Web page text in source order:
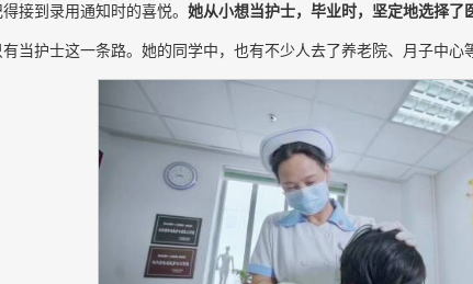
接到录用通知时的喜悦。 她从小想当护士，毕业时，坚定地选择了
当护士这一条路。她的同学中，也有不少人去了养老院、月子中心